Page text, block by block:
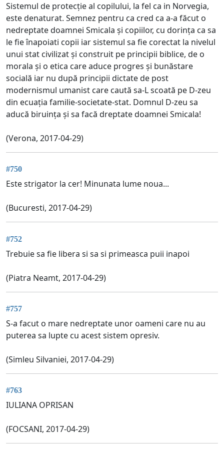
Sistemul de protecție al copilului, la fel ca in Norvegia,
este denaturat. Semnez pentru ca cred ca a-a făcut o
nedreptate doamnei Smicala și copiilor, cu dorința ca sa
le fie înapoiati copii iar sistemul sa fie corectat la nivelul
unui stat civilizat și construit pe principii biblice, de o
morala și o etica care aduce progres și bunăstare
socială iar nu după principii dictate de post
modernismul umanist care caută sa-L scoată pe D-zeu
din ecuația familie-societate-stat. Domnul D-zeu sa
aducă biruința și sa facă dreptate doamnei Smicala!
(Verona, 2017-04-29)
#750
Este strigator la cer! Minunata lume noua...
(Bucuresti, 2017-04-29)
#752
Trebuie sa fie libera si sa si primeasca puii inapoi
(Piatra Neamt, 2017-04-29)
#757
S-a facut o mare nedreptate unor oameni care nu au
puterea sa lupte cu acest sistem opresiv.
(Simleu Silvaniei, 2017-04-29)
#763
IULIANA OPRISAN
(FOCSANI, 2017-04-29)